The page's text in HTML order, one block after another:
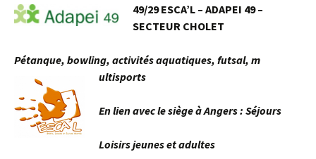
49/29 ESCA’L – ADAPEI 49 –
SECTEUR CHOLET
Pétanque, bowling, activités aquatiques, futsal, m
ultisports
En lien avec le siège à Angers : Séjours
Loisirs jeunes et adultes